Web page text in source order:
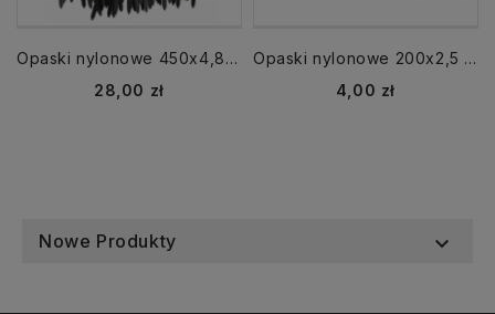
Opaski nylonowe 450x4,8 UV czarna 100 szt. zaciskowe kablowe
Cena
28,00 zł
Opaski nylonowe 200x2,5 kpl 100 szt. zaciskowe kablowe
Cena
4,00 zł
Nowe Produkty 